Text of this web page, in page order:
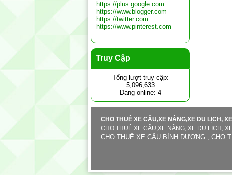
CHO THUÊ XE CẨU,XE NÂNG,XE DU LỊCH, XE
CHO THUÊ XE CẨU,XE NÂNG, XE DU LỊCH,
CHO THUÊ XE CẨU BÌNH DƯƠNG , CHO
https://plus.google.com
https://www.blogger.com
https://twitter.com
https://www.pinterest.com
Truy Cập
Tổng lượt truy cập:
5,096,633
Đang online: 4